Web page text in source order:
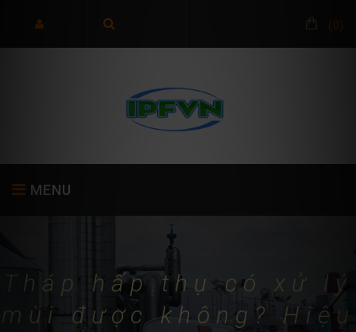
(0)
MENU
GIỚI THIỆU SẢN PHẨM
Tháp hấp thụ có xử lý
mùi được không? Hiệu